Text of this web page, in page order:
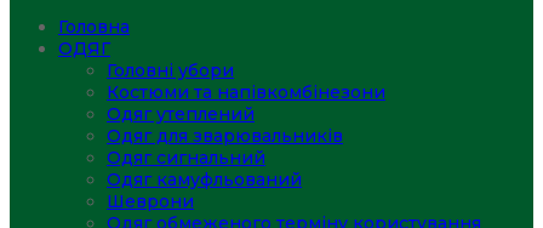
Головна
ОДЯГ
Головні убори
Костюми та напівкомбінезони
Одяг утеплений
Одяг для зварювальників
Одяг сигнальний
Одяг камуфльований
Шеврони
Одяг обмеженого терміну користування